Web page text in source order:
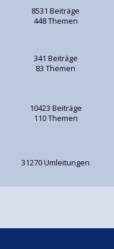
8531 Beiträge
448 Themen
341 Beiträge
83 Themen
10423 Beiträge
110 Themen
31270 Umleitungen